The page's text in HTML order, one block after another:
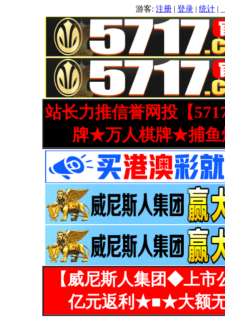
游客: 注册 | 登录 | 统计 |
站长力推信誉网投【
牌★万人棋牌★捕鱼
【威尼斯人集团◆上
亿元返利★■★大额